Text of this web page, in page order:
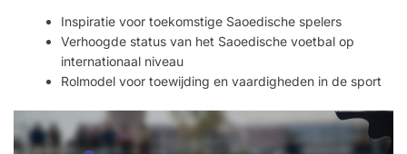
Inspiratie voor toekomstige Saoedische spelers
Verhoogde status van het Saoedische voetbal op
internationaal niveau
Rolmodel voor toewijding en vaardigheden in de sport